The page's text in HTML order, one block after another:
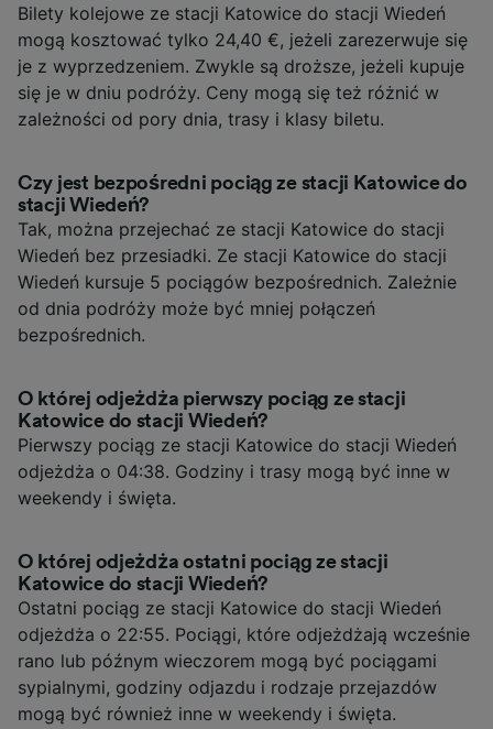
Bilety kolejowe ze stacji Katowice do stacji Wiedeń
mogą kosztować tylko 24,40 €, jeżeli zarezerwuje się
je z wyprzedzeniem. Zwykle są droższe, jeżeli kupuje
się je w dniu podróży. Ceny mogą się też różnić w
zależności od pory dnia, trasy i klasy biletu.
Czy jest bezpośredni pociąg ze stacji Katowice do
stacji Wiedeń?
Tak, można przejechać ze stacji Katowice do stacji
Wiedeń bez przesiadki. Ze stacji Katowice do stacji
Wiedeń kursuje 5 pociągów bezpośrednich. Zależnie
od dnia podróży może być mniej połączeń
bezpośrednich.
O której odjeżdża pierwszy pociąg ze stacji
Katowice do stacji Wiedeń?
Pierwszy pociąg ze stacji Katowice do stacji Wiedeń
odjeżdża o 04:38. Godziny i trasy mogą być inne w
weekendy i święta.
O której odjeżdża ostatni pociąg ze stacji
Katowice do stacji Wiedeń?
Ostatni pociąg ze stacji Katowice do stacji Wiedeń
odjeżdża o 22:55. Pociągi, które odjeżdżają wcześnie
rano lub późnym wieczorem mogą być pociągami
sypialnymi, godziny odjazdu i rodzaje przejazdów
mogą być również inne w weekendy i święta.